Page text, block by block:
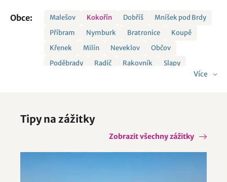
Obce: Malešov Kokořín Dobříš
Mníšek pod Brdy
Příbram
Nymburk Bratronice
Koupě
Křenek
Milín Neveklov
Občov
Poděbrady
Radíč Rakovník
Slapy
Více
Tipy na zážitky
Zobrazit všechny zážitky